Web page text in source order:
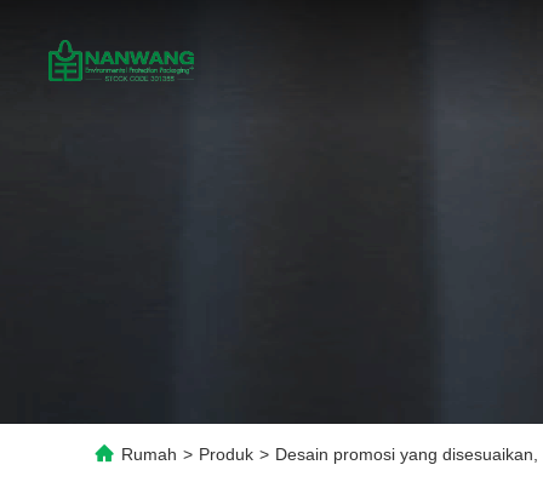
Rumah > Produk > Desain promosi yang